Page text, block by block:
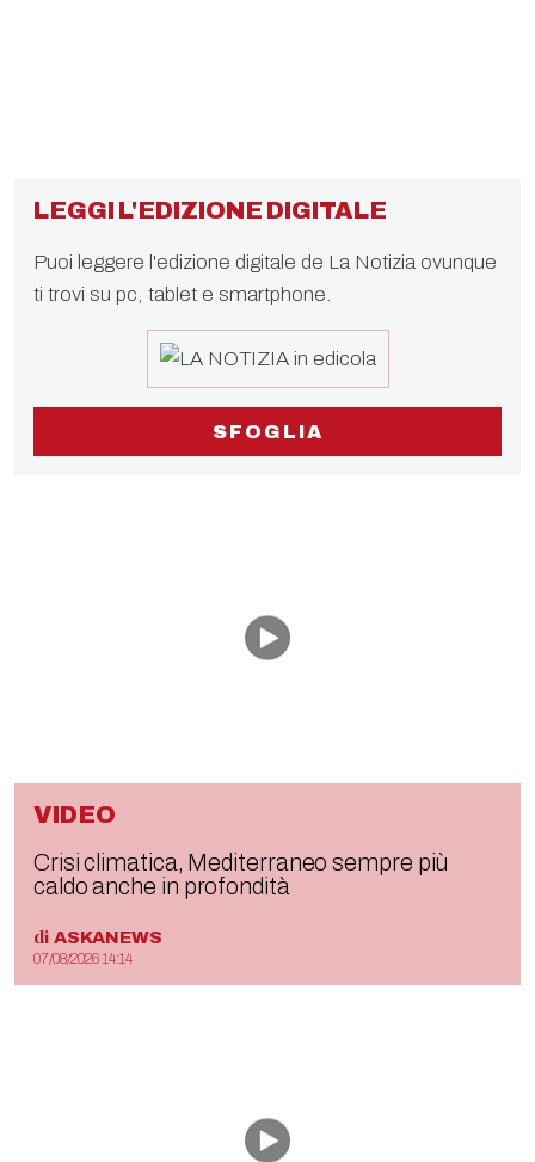
LEGGI L'EDIZIONE DIGITALE
Puoi leggere l'edizione digitale de La Notizia ovunque
ti trovi su pc, tablet e smartphone.
SFOGLIA
VIDEO
Crisi climatica, Mediterraneo sempre più
caldo anche in profondità
di ASKANEWS
07/08/2026 14:14